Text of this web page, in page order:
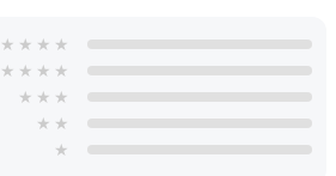
★ ★ ★ ★
★ ★ ★ ★
★ ★ ★
★ ★
★